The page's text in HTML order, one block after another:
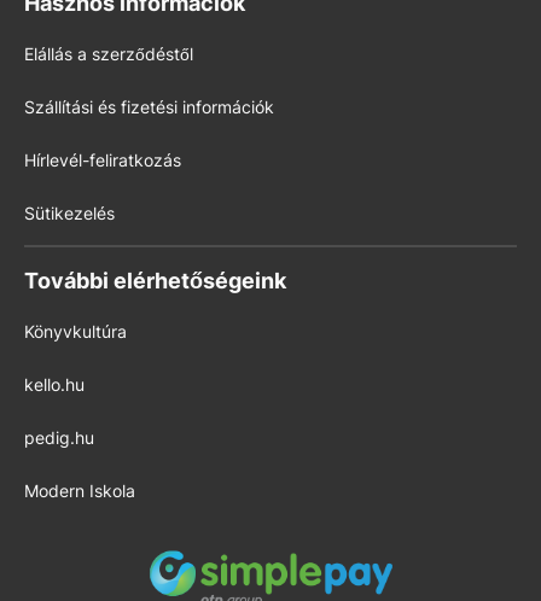
Elállás a szerződéstől
Szállítási és fizetési információk
Hírlevél-feliratkozás
Sütikezelés
További elérhetőségeink
Könyvkultúra
kello.hu
pedig.hu
Modern Iskola